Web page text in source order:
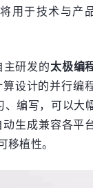
用于技术与产
研发的太极编
设计的并行编
、编写，可以大
生成兼容各平
植性。